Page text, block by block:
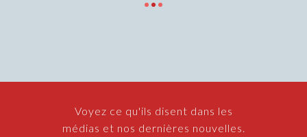
Voyez ce qu'ils disent dans les
médias et nos dernières nouvelles.